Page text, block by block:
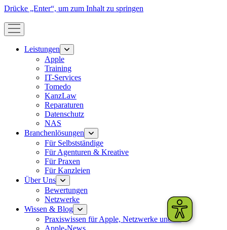
Drücke „Enter“, um zum Inhalt zu springen
Menü
öffnen
Leistungen
Menü
öffnen
Apple
Training
IT-Services
Tomedo
KanzLaw
Reparaturen
Datenschutz
NAS
Branchenlösungen
Menü
öffnen
Für Selbstständige
Für Agenturen & Kreative
Für Praxen
Für Kanzleien
Über Uns Menü
öffnen
Bewertungen
Netzwerke
Wissen & Blog Menü
öffnen
Praxiswissen für Apple, Netzwerke und IT
Apple-News